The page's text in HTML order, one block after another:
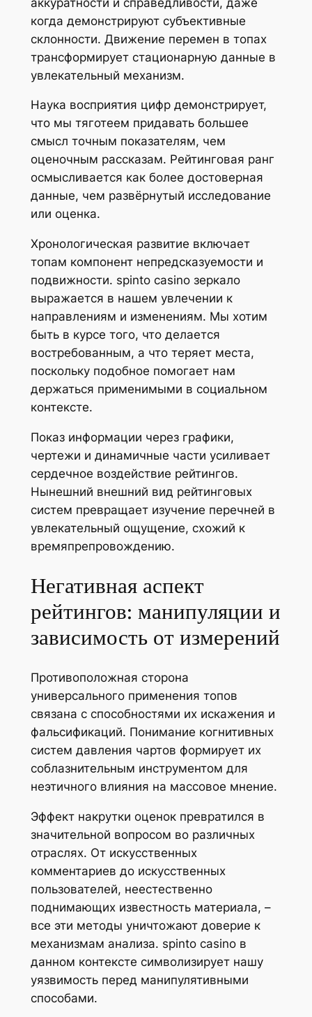
когда демонстрируют субъективные
склонности. Движение перемен в топах
трансформирует стационарную данные в
увлекательный механизм.
Наука восприятия цифр демонстрирует,
что мы тяготеем придавать большее
смысл точным показателям, чем
оценочным рассказам. Рейтинговая ранг
осмысливается как более достоверная
данные, чем развёрнутый исследование
или оценка.
Хронологическая развитие включает
топам компонент непредсказуемости и
подвижности. spinto casino зеркало
выражается в нашем увлечении к
направлениям и изменениям. Мы хотим
быть в курсе того, что делается
востребованным, а что теряет места,
поскольку подобное помогает нам
держаться применимыми в социальном
контексте.
Показ информации через графики,
чертежи и динамичные части усиливает
сердечное воздействие рейтингов.
Нынешний внешний вид рейтинговых
систем превращает изучение перечней в
увлекательный ощущение, схожий к
времяпрепровождению.
Негативная аспект
рейтингов: манипуляции и
зависимость от измерений
Противоположная сторона
универсального применения топов
связана с способностями их искажения и
фальсификаций. Понимание когнитивных
систем давления чартов формирует их
соблазнительным инструментом для
неэтичного влияния на массовое мнение.
Эффект накрутки оценок превратился в
значительной вопросом во различных
отраслях. От искусственных
комментариев до искусственных
пользователей, неестественно
поднимающих известность материала, –
все эти методы уничтожают доверие к
механизмам анализа. spinto casino в
данном контексте символизирует нашу
уязвимость перед манипулятивными
способами.